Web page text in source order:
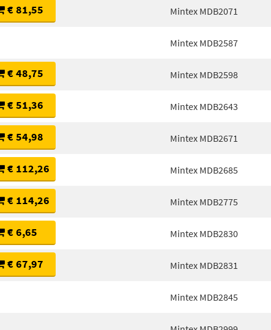
€ 81,55
€ 48,75
€ 51,36
€ 54,98
€ 112,26
€ 114,26
€ 6,65
€ 67,97
Mintex MDB2071
Mintex MDB2587
Mintex MDB2598
Mintex MDB2643
Mintex MDB2671
Mintex MDB2685
Mintex MDB2775
Mintex MDB2830
Mintex MDB2831
Mintex MDB2845